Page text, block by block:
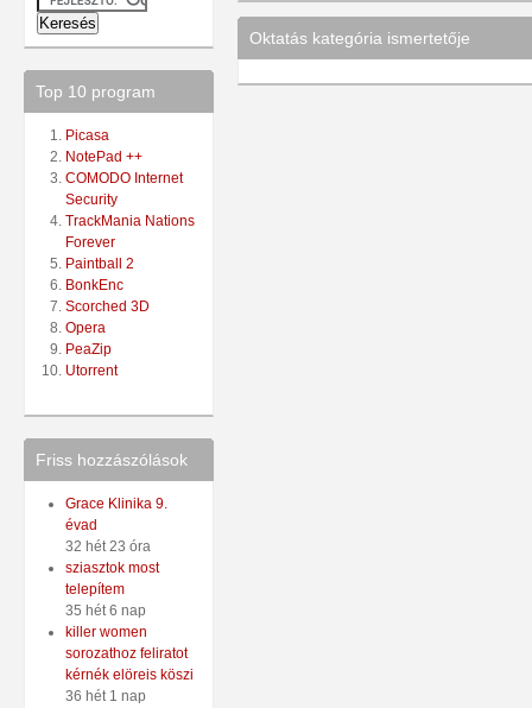
Top 10 program
Picasa
NotePad ++
COMODO Internet
Security
TrackMania Nations
Forever
Paintball 2
BonkEnc
Scorched 3D
Opera
PeaZip
Utorrent
Friss hozzászólások
Grace Klinika 9.
évad
32 hét 23 óra
sziasztok most
telepítem
35 hét 6 nap
killer women
sorozathoz feliratot
kérnék elöreis köszi
36 hét 1 nap
Oktatás kategória ismertetője